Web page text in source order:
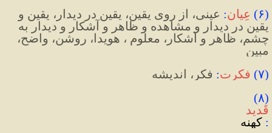
(۶) عِیان: عینی، از روی یقین،
مبین
(۷) فکرت: فکر، اندیشه
(۸)
قَدید
: کهنه